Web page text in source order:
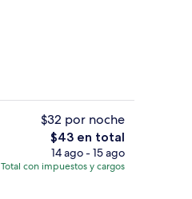
$32 por noche
El
precio
total
$43 en total
14 ago - 15 ago
Total con impuestos y cargos